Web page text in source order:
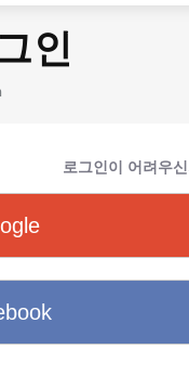
인
로그인이 어려우